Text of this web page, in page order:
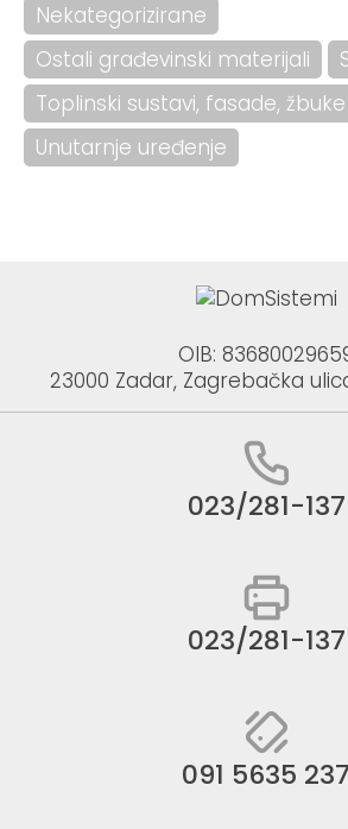
Nekategorizirane
Ostali građevinski materijali
Toplinski sustavi, fasade, žbuke
Unutarnje uređenje
OIB:
23000 Zadar, Zagrebačka
023/281-137
023/281-137
091 5635 237